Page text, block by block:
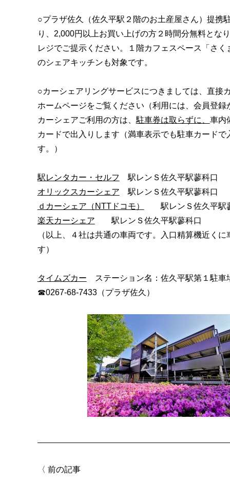
○プラザ佐久（佐久平駅２階のお土産屋さん）提携
り、2,000円以上お買い上げの方２時間分無料とな
レジでご提示ください。１階カフェスペース「さく
のシェアキッチンも対象です。
○カーシェアリングサービスにつきましては、直接
ホームページをご覧ください（利用には、会員登録
カーシェアご利用の方は、 駐車券は取らずに、 車内
カードで出入りします（満車表示でも駐車カードで
す。）
駅レンタカー・セルフ
駅レンＳ佐久平駅蓼科口
オリックスカーシェア 駅レンＳ佐久平駅蓼科口
ｄカーシェア（NTTドコモ）
駅レンＳ佐久平駅
楽天カーシェア 駅レンＳ佐久平駅蓼科口
（以上、４社は共通の車両です。入口精算機近くに
す）
タイムズカー ステーション名：佐久平駅第１駐車
☎0267-68-7433（プラザ佐久）
〈 前の記事